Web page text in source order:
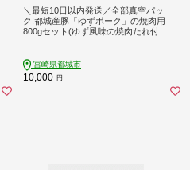
＼最短10日以内発送／全部真空パッ
ク!都城産豚「ゆずポーク」の焼肉用
800gセット(ゆず風味の焼肉たれ付
宮崎県都城市
10,000 円